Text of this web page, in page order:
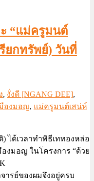
“แม่ครูมนต์
ยกทรัพย์) วันที่
, งั่งดี [NGANG DEE],
มืองมอญ, แม่ครูมนต์เสน่ห์
ได้เวลาทำพิธีเททองหล่อ
งมอญ ในโครงการ “ด้วย
ารย์ของผมจึงอยู่ครบ